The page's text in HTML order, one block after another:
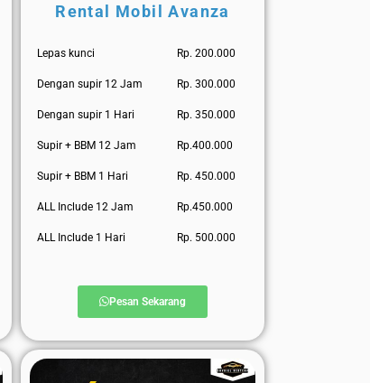
Rental Mobil Avanza
Lepas kunci Rp. 200.000
Dengan supir 12 Jam Rp. 300.000
Dengan supir 1 Hari Rp. 350.000
Supir + BBM 12 Jam Rp.400.000
Supir + BBM 1 Hari Rp. 450.000
ALL Include 12 Jam Rp.450.000
ALL Include 1 Hari Rp. 500.000
Pesan Sekarang